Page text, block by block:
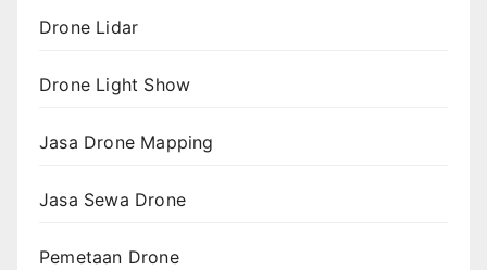
Drone Lidar
Drone Light Show
Jasa Drone Mapping
Jasa Sewa Drone
Pemetaan Drone